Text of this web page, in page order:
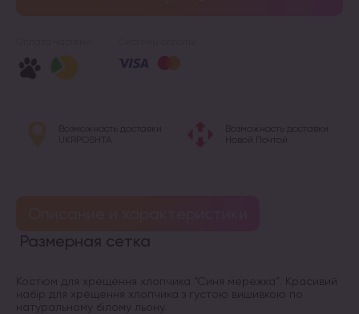
Возможность доставки
UKRPOSHTA
Возможность доставки
Новой Почтой
Размерная сетка
Костюм для хрещення хлопчика “Синя мережка”. Красивий
набір для хрещення хлопчика з густою вишивкою по
натуральному білому льону.